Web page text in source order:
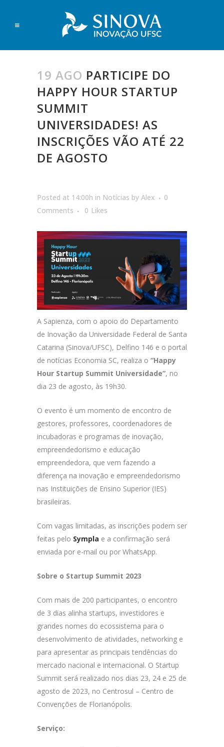
19 AGO PARTICIPE DO
HAPPY HOUR STARTUP
SUMMIT
UNIVERSIDADES! AS
INSCRIÇÕES VÃO ATÉ 22
DE AGOSTO
Posted at 14:00h in Notícias by Alex
0
Comments
0 Likes
A Sapienza, com o apoio do Departamento
de Inovação da Universidade Federal de Santa
Catarina (Sinova/UFSC), Delfino 146 e o portal
de notícias Economia SC, realiza o “Happy
Hour Startup Summit Universidade”, no
dia 23 de agosto, às 19h30.
O evento é um momento de encontro de
gestores, professores, coordenadores de
incubadoras e programas de inovação,
empreendedorismo e educação
empreendedora, que vem fazendo a
diferença na inovação e empreendedorismo
nas Instituições de Ensino Superior (IES)
brasileiras.
Com vagas limitadas, as inscrições podem ser
feitas pelo Sympla e a confirmação será
enviada por e-mail ou por WhatsApp.
Sobre o Startup Summit 2023
Com mais de 200 participantes, o encontro
de 3 dias alinha startups, investidores e
grandes nomes do ecossistema para o
desenvolvimento de atividades, networking e
para apresentar as principais tendências do
mercado nacional e internacional. O Startup
Summit será realizado nos dias 23, 24 e 25 de
agosto de 2023, no Centrosul – Centro de
Convenções de Florianópolis.
Serviço: